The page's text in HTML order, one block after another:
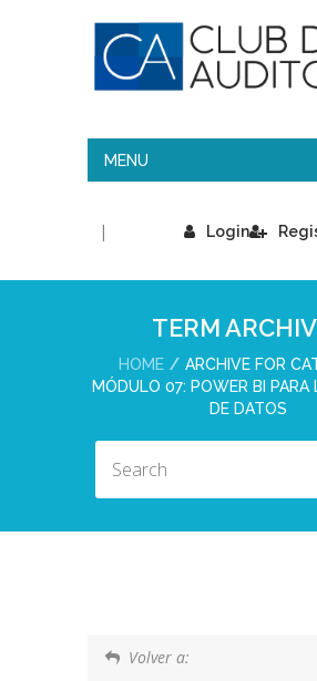
MENU
Login
|
TERM
HOME
ARCHIVE FOR
MÓDULO 07: POWER BI PARA
DE DATOS
Volver a: